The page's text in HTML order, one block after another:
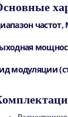
частот,
модуляции